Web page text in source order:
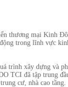
thương mại Kinh
trong lĩnh vực
trình xây dựng và
TCI đã tập trung
cư, nhà cao tầng.